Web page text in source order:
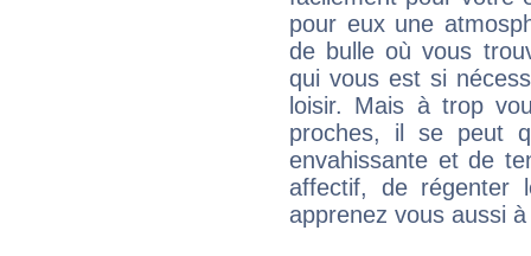
pour eux une
de bulle où vous
qui vous est si
loisir. Mais à trop
proches, il se peut
envahissante et de
affectif, de régenter
apprenez vous aussi